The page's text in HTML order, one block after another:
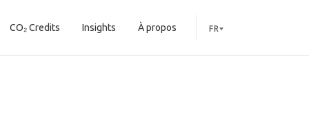
CO₂ Credits Insights À propos FR